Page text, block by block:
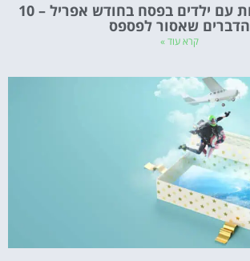
הולנד למשפחות עם ילדים בפסח בחודש אפריל – 10
הדברים שאסור לפספס
קרא עוד »